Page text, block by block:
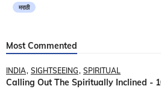
मराठी
Most Commented
INDIA SIGHTSEEING SPIRITUAL
Calling Out The Spiritually Inclined -